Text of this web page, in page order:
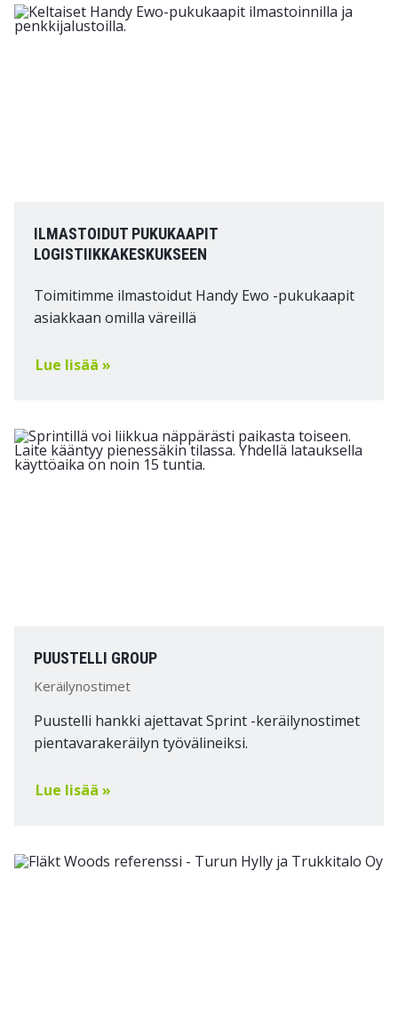
ILMASTOIDUT PUKUKAAPIT
LOGISTIIKKAKESKUKSEEN
Toimitimme ilmastoidut Handy Ewo -pukukaapit
asiakkaan omilla väreillä
Lue lisää »
PUUSTELLI GROUP
Keräilynostimet
Puustelli hankki ajettavat Sprint -keräilynostimet
pientavarakeräilyn työvälineiksi.
Lue lisää »